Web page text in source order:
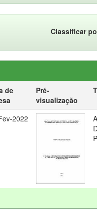
Classificar
de
Pré-
visualização
2022